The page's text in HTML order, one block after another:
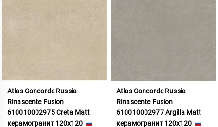
Atlas Concorde Russia
Rinascente Fusion
610010002975 Creta Matt
керамогранит 120x120
Atlas Concorde Russia
Rinascente Fusion
610010002977 Argilla Matt
керамогранит 120x120